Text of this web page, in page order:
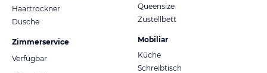
Haartrockner
Dusche
Zimmerservice
Verfügbar
Queensize
Zustellbett
Mobiliar
Küche
Schreibtisch